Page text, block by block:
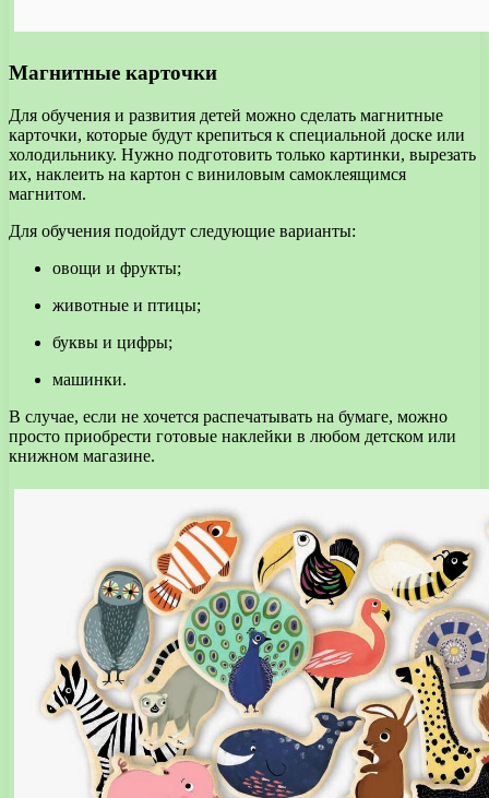
Магнитные карточки
Для обучения и развития детей можно сделать магнитные
карточки, которые будут крепиться к специальной доске или
холодильнику. Нужно подготовить только картинки, вырезать
их, наклеить на картон с виниловым самоклеящимся
магнитом.
Для обучения подойдут следующие варианты:
овощи и фрукты;
животные и птицы;
буквы и цифры;
машинки.
В случае, если не хочется распечатывать на бумаге, можно
просто приобрести готовые наклейки в любом детском или
книжном магазине.